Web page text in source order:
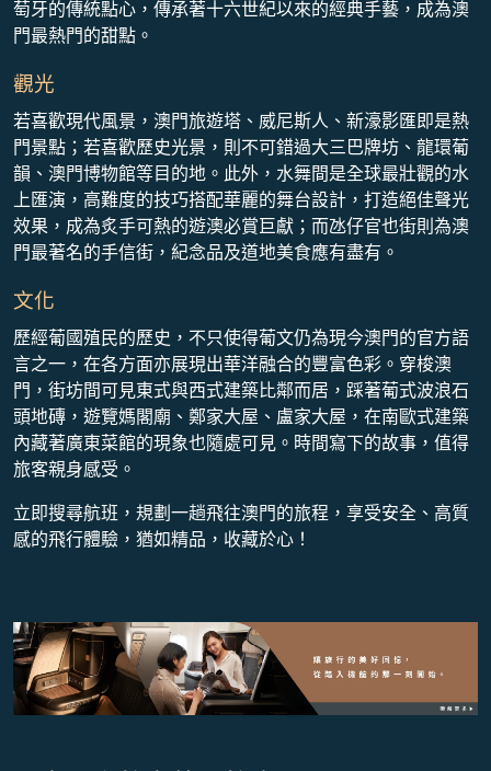
萄牙的傳統點心，傳承著十六世紀以來的經典手藝，成為澳
門最熱門的甜點。
觀光
若喜歡現代風景，澳門旅遊塔、威尼斯人、新濠影匯即是熱
門景點；若喜歡歷史光景，則不可錯過大三巴牌坊、龍環葡
韻、澳門博物館等目的地。此外，水舞間是全球最壯觀的水
上匯演，高難度的技巧搭配華麗的舞台設計，打造絕佳聲光
效果，成為炙手可熱的遊澳必賞巨獻；而氹仔官也街則為澳
門最著名的手信街，紀念品及道地美食應有盡有。
文化
歷經葡國殖民的歷史，不只使得葡文仍為現今澳門的官方語
言之一，在各方面亦展現出華洋融合的豐富色彩。穿梭澳
門，街坊間可見東式與西式建築比鄰而居，踩著葡式波浪石
頭地磚，遊覽媽閣廟、鄭家大屋、盧家大屋，在南歐式建築
內藏著廣東菜館的現象也隨處可見。時間寫下的故事，值得
旅客親身感受。
立即搜尋航班，規劃一趟飛往澳門的旅程，享受安全、高質
感的飛行體驗，猶如精品，收藏於心！